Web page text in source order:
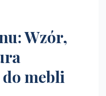
Wzór,
mebli